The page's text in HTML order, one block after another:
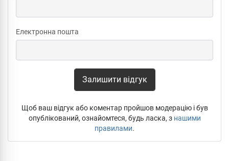
Електронна пошта
Залишити відгук
Щоб ваш відгук або коментар пройшов модерацію і був
опублікований, ознайомтеся, будь ласка, з нашими
правилами.